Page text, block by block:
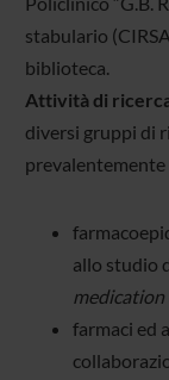
stabulario
biblioteca.
Attività di
diversi gruppi di
allo studio
medication
farmaci ed